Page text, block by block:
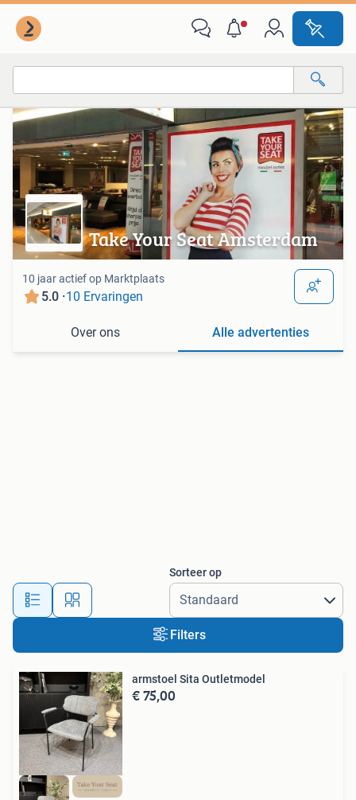
Alle categorieën…
Alle afstanden…
Van deze adverteerder
Take Your Seat Amsterdam
10 jaar actief op Marktplaats
5.0 ·10 Ervaringen
Over ons Alle advertenties
Sorteer op
Filters
armstoel Sita Outletmodel
€ 75,00